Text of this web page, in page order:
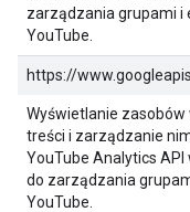
zarządzania grupami i
YouTube.
https://
Wyświetlanie
treści i zarządzanie
YouTube Analytics
do zarządzania
YouTube.